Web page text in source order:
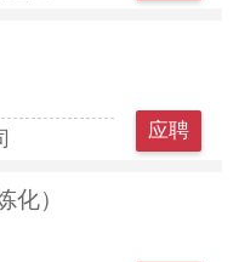
应聘
化）